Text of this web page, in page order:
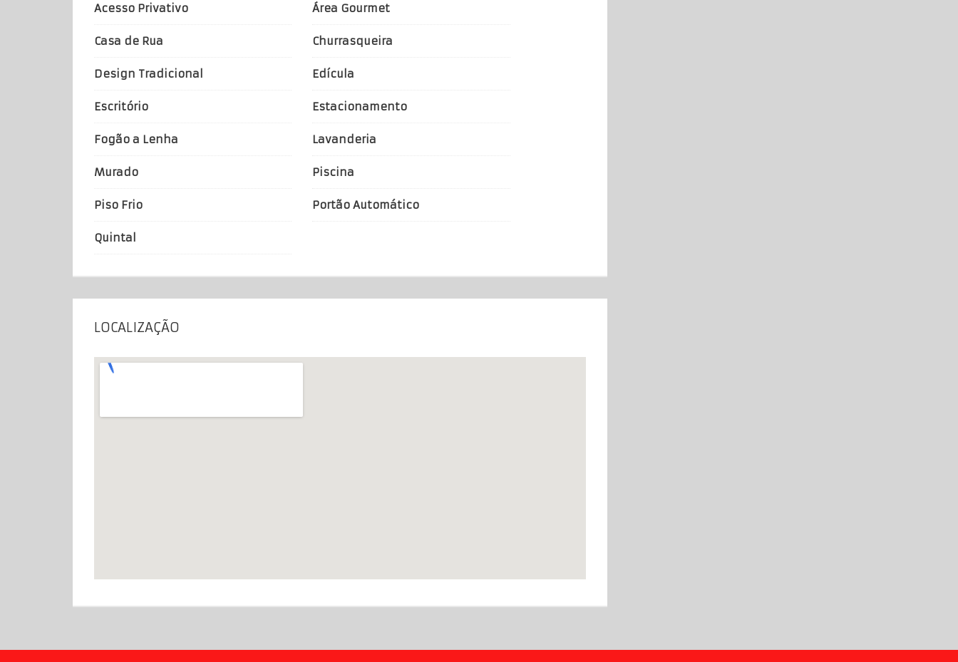
Acesso Privativo Área Gourmet
Casa de Rua Churrasqueira
Design Tradicional Edícula
Escritório Estacionamento
Fogão a Lenha Lavanderia
Murado Piscina
Piso Frio Portão Automático
Quintal
LOCALIZAÇÃO